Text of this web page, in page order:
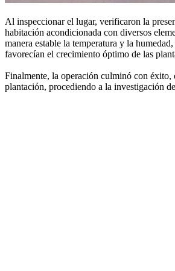
Al inspeccionar el lugar, verificaron la
habitación acondicionada con diversos
manera estable la temperatura y la
favorecían el crecimiento óptimo de las
Finalmente, la operación culminó con éxito,
plantación, procediendo a la investigación